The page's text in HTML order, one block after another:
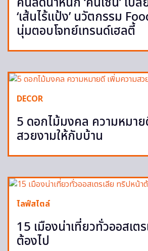
‘เส้นไร้แป้ง’ นวัตกรรม
นุ่มตอบโจทย์เทรนด์เฮลตี้
DECOR
5 ดอกไม้มงคล ความหมา
สวยงามให้กับบ้าน
ไลฟ์สไตล์
15 เมืองน่าเที่ยวทั่วออสเต
ต้องไป